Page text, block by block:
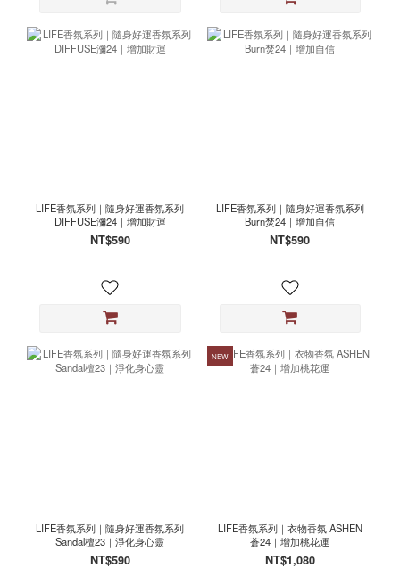
LIFE香氛系列｜隨身好運香氛系列
DIFFUSE瀰24｜增加財運
NT$590
LIFE香氛系列｜隨身好運香氛系列
Burn焚24｜增加自信
NT$590
LIFE香氛系列｜隨身好運香氛系列
Sandal檀23｜淨化身心靈
NT$590
NEW
LIFE香氛系列｜衣物香氛 ASHEN
蒼24｜增加桃花運
NT$1,080